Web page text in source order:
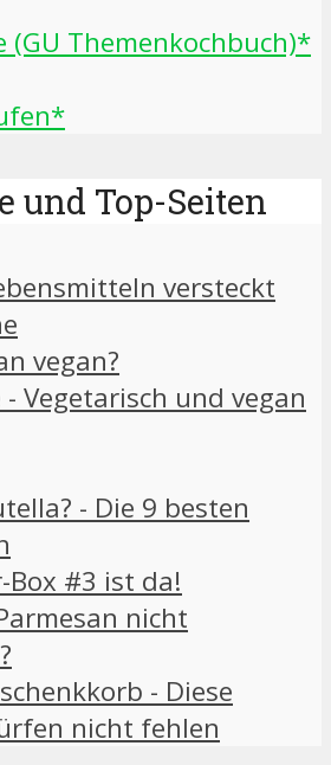
(GU Themenkochbuch)*
und Top-Seiten
versteckt
vegan?
Vegetarisch und vegan
- Die 9 besten
Box #3 ist da!
nicht
- Diese
nicht fehlen